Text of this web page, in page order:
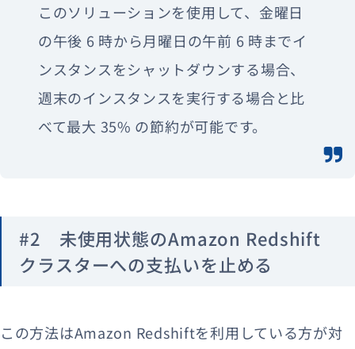
このソリューションを使用して、金曜日
の午後 6 時から月曜日の午前 6 時までイ
ンスタンスをシャットダウンする場合、
週末のインスタンスを実行する場合と比
べて最大 35% の節約が可能です。
#2 未使用状態のAmazon Redshift
クラスターへの支払いを止める
この方法はAmazon Redshiftを利用している方が対